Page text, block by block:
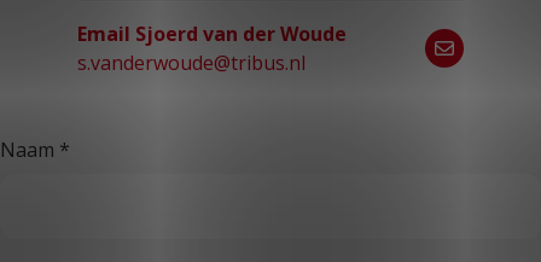
Email Sjoerd van der Woude
s.vanderwoude@tribus.nl
Naam *